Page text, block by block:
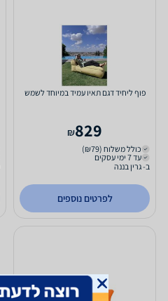
פוף ליחיד דגם תאיו עמיד במיוחד לשמש
829
₪
כולל משלוח (₪79)
עד 7 ימי עסקים
ב- גרין בננה
לפרטים נוספים